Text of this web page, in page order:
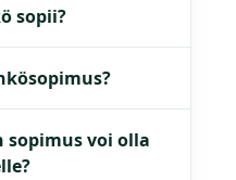
sopii?
sopimus voi olla